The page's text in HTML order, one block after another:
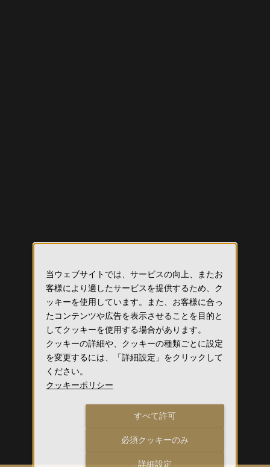
当ウェブサイトでは、サービスの向上、またお
客様により適したサービスを提供するため、ク
ッキーを使用しています。また、お客様に合っ
たコンテンツや広告を表示させることを目的と
してクッキーを使用する場合があります。
クッキーの詳細や、クッキーの種類ごとに設定
を変更するには、「詳細設定」をクリックして
ください。
クッキーポリシー
すべて許可
必須クッキーのみ
詳細設定